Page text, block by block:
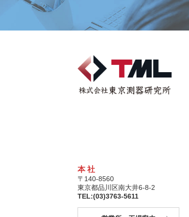
本 社
〒140-8560
東京都品川区南大井6-8-2
TEL:(03)3763-5611